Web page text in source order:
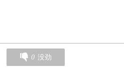
0 没劲